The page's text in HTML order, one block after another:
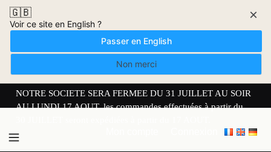
🇬🇧
Voir ce site en English ?
Passer en English
Non merci
×
NOTRE SOCIETE SERA FERMEE DU 31 JUILLET AU SOIR
AU LUNDI 17 AOUT. les commandes effectuées à partir du